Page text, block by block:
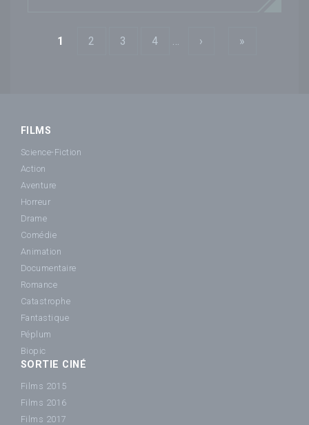
Pages
1 2 3 4 … › »
FILMS
Science-Fiction
Action
Aventure
Horreur
Drame
Comédie
Animation
Documentaire
Romance
Catastrophe
Fantastique
Péplum
Biopic
SORTIE CINÉ
Films 2015
Films 2016
Films 2017